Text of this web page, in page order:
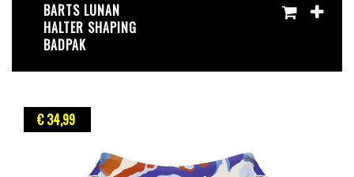
BARTS LUNAN
HALTER SHAPING
BADPAK
€ 34,99